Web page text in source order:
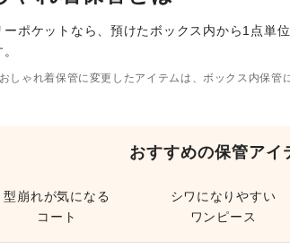
ーポケットなら、預けたボックス内から1点単
しゃれ着保管に変更したアイテムは、ボックス内保管
おすすめの保管アイ
型崩れが気になる
コート
シワになりやすい
ワンピース